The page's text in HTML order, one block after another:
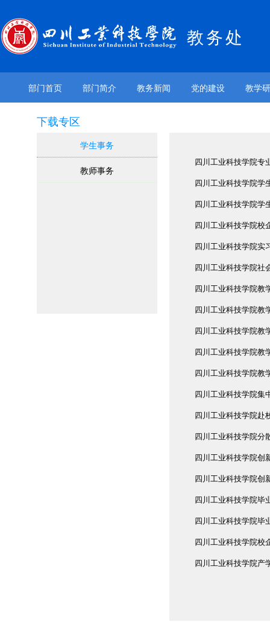
教务处
部门首页 部门简介 教务新闻 党的建设 教学
下载专区
学生事务
教师事务
四川工业科技学院专
四川工业科技学院学
四川工业科技学院学
四川工业科技学院校
四川工业科技学院实
四川工业科技学院社
四川工业科技学院教
四川工业科技学院教
四川工业科技学院教
四川工业科技学院教
四川工业科技学院教
四川工业科技学院集
四川工业科技学院赴
四川工业科技学院分
四川工业科技学院创
四川工业科技学院创
四川工业科技学院毕
四川工业科技学院毕
四川工业科技学院校
四川工业科技学院产